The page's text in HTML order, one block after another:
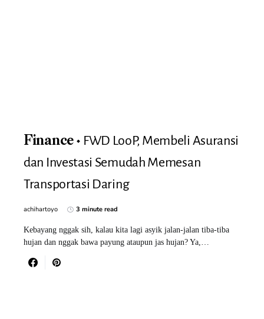
Finance
FWD LooP, Membeli Asuransi
dan Investasi Semudah Memesan
Transportasi Daring
achihartoyo 3 minute read
Kebayang nggak sih, kalau kita lagi asyik jalan-jalan tiba-tiba
hujan dan nggak bawa payung ataupun jas hujan? Ya,…